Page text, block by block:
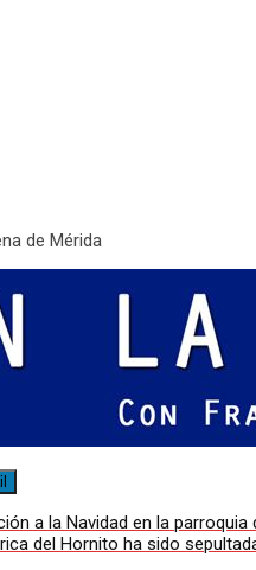
de Mérida
a la Navidad en la parroquia
del Hornito ha sido